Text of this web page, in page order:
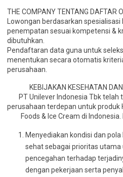
THE COMPANY TENTANG DAFTAR
Lowongan berdasarkan
penempatan sesuai kompetensi &
dibutuhkan.
Pendaftaran data guna untuk
menentukan secara otomatis
perusahaan.
KEBIJAKAN KESEHATAN
PT Unilever Indonesia Tbk
perusahaan terdepan untuk produk
Foods & Ice Cream di
Menyediakan kondisi dan
sehat sebagai prioritas
pencegahan terhadap
dengan pekerjaan serta